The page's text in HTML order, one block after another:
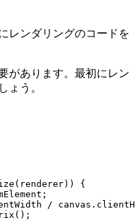
レンダリングのコードを
があります。最初にレン
ょう。
{
/